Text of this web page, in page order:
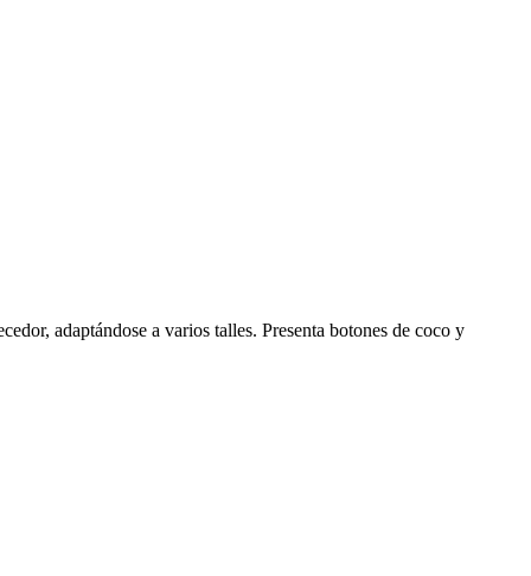
adaptándose a varios talles. Presenta botones de coco y